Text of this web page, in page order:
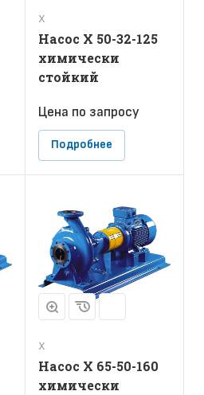
Х
Насос Х 50-32-125
химически
стойкий
Цена по запросу
Подробнее
Х
Насос Х 65-50-160
химически